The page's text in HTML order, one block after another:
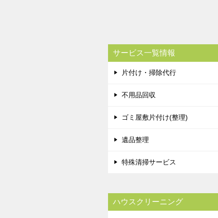
サービス一覧情報
片付け・掃除代行
不用品回収
ゴミ屋敷片付け(整理)
遺品整理
特殊清掃サービス
ハウスクリーニング